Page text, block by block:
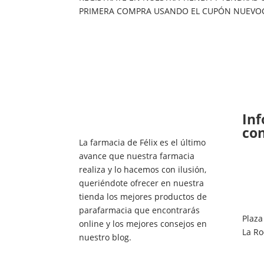
PRIMERA COMPRA USANDO EL CUPÓN
La farmacia de Félix es el último
avance que nuestra farmacia
realiza y lo hacemos con ilusión,
queriéndote ofrecer en nuestra
tienda los mejores productos de
parafarmacia que encontrarás
online y los mejores consejos en
nuestro blog.
La